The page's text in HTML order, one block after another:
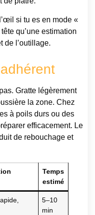
si tu es en mode «
qu’une estimation
de l’outillage.
Gratte légèrement
la zone. Chez
à poils durs ou des
efficacement. Le
de rebouchage et
Temps
estimé
5–10
min